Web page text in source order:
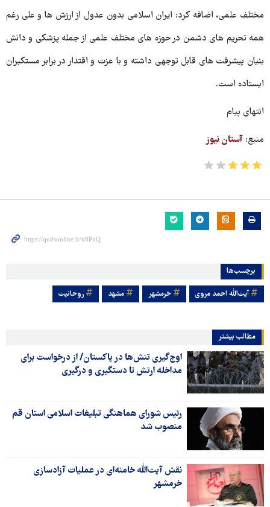
مختلف علمی، اضافه کرد: ایران اسلامی بدون عدول از ارزش ها و علی رغم
همه تحریم های دشمن در حوزه های مختلف علمی از جمله پزشکی و دانش
بنیان پیشرفت های قابل توجهی داشته و با عزت و اقتدار در برابر مستکبران
ایستاده است.
انتهای پیام
منبع: آستان نیوز
برچسب‌ها
آیت‌الله احمد مروی خرمشهر مشهد روحانیت
مطالب بیشتر
اوج‌گیری تنش‌ها در پاکستان/ از درخواست برای
مداخله ارتش تا دستگیری و درگیری
رئیس شورای هماهنگی تبلیغات اسلامی استان قم
منصوب شد
نقش آیت‌الله خامنه‌ای در عملیات آزادسازی
خرمشهر